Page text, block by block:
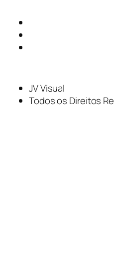
JV Visual
Todos os Direitos
Desenvolvido e